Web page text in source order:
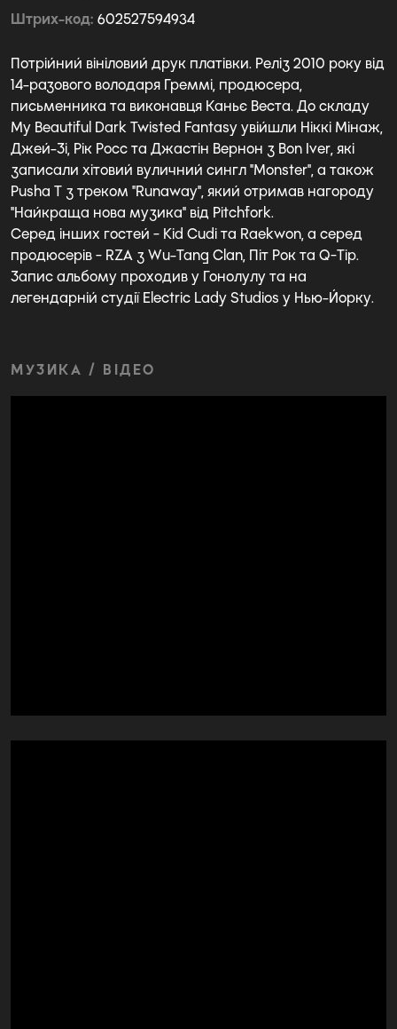
Штрих-код 602527594934
Потрійний вініловий друк платівки. Реліз 2010 року від
14-разового володаря Греммі, продюсера,
письменника та виконавця Каньє Веста. До складу
My Beautiful Dark Twisted Fantasy увійшли Ніккі Мінаж,
Джей-Зі, Рік Росс та Джастін Вернон з Bon Iver, які
записали хітовий вуличний сингл "Monster", а також
Pusha T з треком "Runaway", який отримав нагороду
"Найкраща нова музика" від Pitchfork.
Серед інших гостей - Kid Cudi та Raekwon, а серед
продюсерів - RZA з Wu-Tang Clan, Піт Рок та Q-Tip.
Запис альбому проходив у Гонолулу та на
легендарній студії Electric Lady Studios у Нью-Йорку.
МУЗИКА / ВІДЕО